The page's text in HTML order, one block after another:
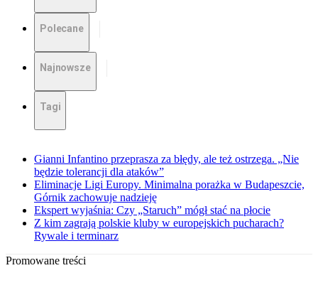
Polecane
Najnowsze
Tagi
Gianni Infantino przeprasza za błędy, ale też ostrzega. „Nie
będzie tolerancji dla ataków”
Eliminacje Ligi Europy. Minimalna porażka w Budapeszcie,
Górnik zachowuje nadzieję
Ekspert wyjaśnia: Czy „Staruch” mógł stać na płocie
Z kim zagrają polskie kluby w europejskich pucharach?
Rywale i terminarz
Promowane treści